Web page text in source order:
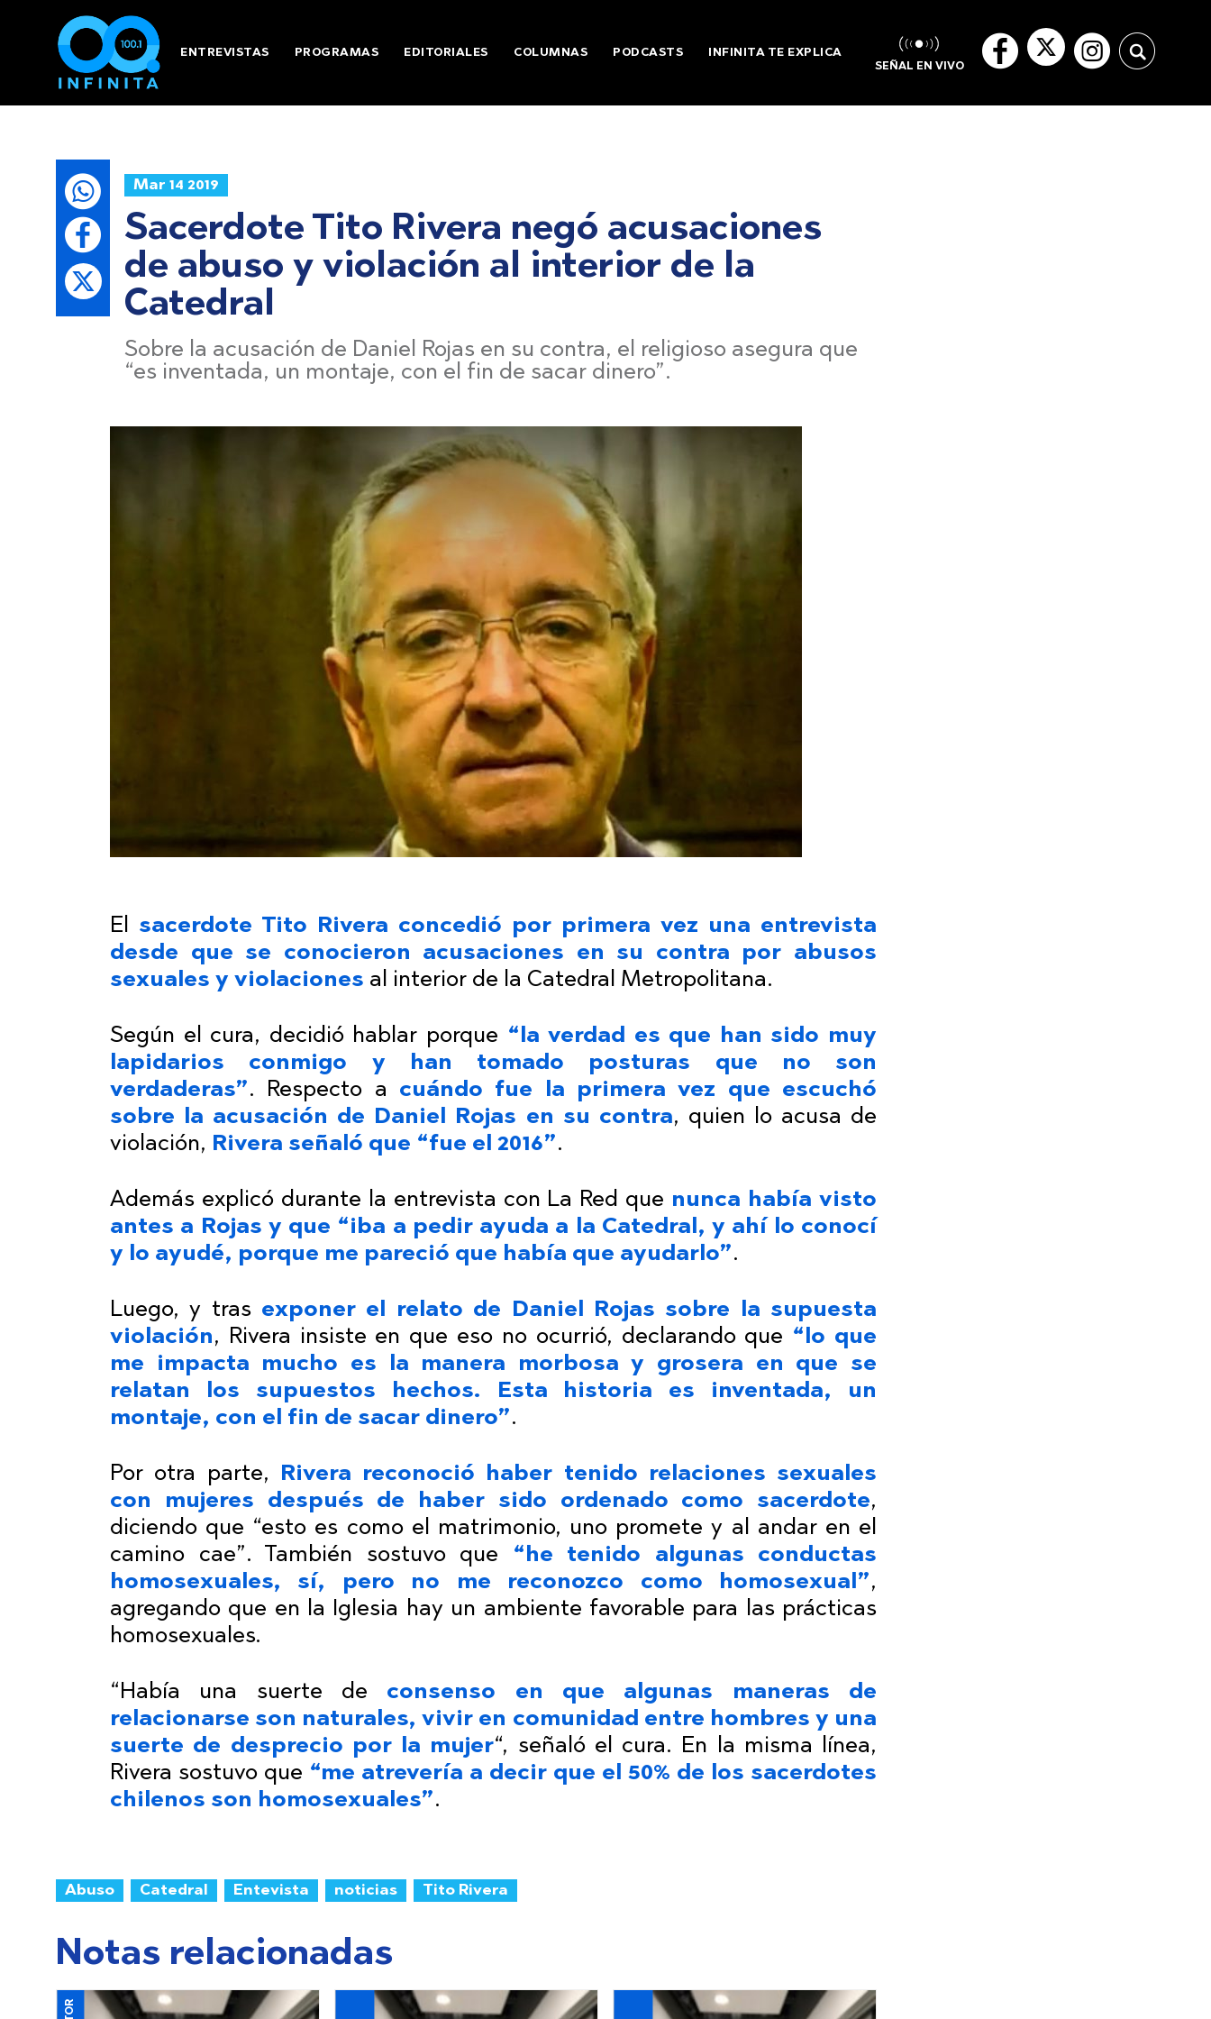
ENTREVISTAS PROGRAMAS EDITORIALES COLUMNAS PODCASTS INFINITA TE EXPLICA
SEÑAL EN VIVO
Mar 14 2019
Sacerdote Tito Rivera negó acusaciones
de abuso y violación al interior de la
Catedral
Sobre la acusación de Daniel Rojas en su contra, el religioso asegura que
“es inventada, un montaje, con el fin de sacar dinero”.
El sacerdote Tito Rivera concedió por primera vez una entrevista
desde que se conocieron acusaciones en su contra por abusos
sexuales y violaciones al interior de la Catedral Metropolitana.
Según el cura, decidió hablar porque “la verdad es que han sido muy
lapidarios conmigo y han tomado posturas que no son
verdaderas”. Respecto a cuándo fue la primera vez que escuchó
sobre la acusación de Daniel Rojas en su contra, quien lo acusa de
violación, Rivera señaló que “fue el 2016”.
Además explicó durante la entrevista con La Red que nunca había visto
antes a Rojas y que “iba a pedir ayuda a la Catedral, y ahí lo conocí
y lo ayudé, porque me pareció que había que ayudarlo”.
Luego, y tras exponer el relato de Daniel Rojas sobre la supuesta
violación, Rivera insiste en que eso no ocurrió, declarando que “lo que
me impacta mucho es la manera morbosa y grosera en que se
relatan los supuestos hechos. Esta historia es inventada, un
montaje, con el fin de sacar dinero”.
Por otra parte, Rivera reconoció haber tenido relaciones sexuales
con mujeres después de haber sido ordenado como sacerdote,
diciendo que “esto es como el matrimonio, uno promete y al andar en el
camino cae”. También sostuvo que “he tenido algunas conductas
homosexuales, sí, pero no me reconozco como homosexual”,
agregando que en la Iglesia hay un ambiente favorable para las prácticas
homosexuales.
“Había una suerte de consenso en que algunas maneras de
relacionarse son naturales, vivir en comunidad entre hombres y una
suerte de desprecio por la mujer“, señaló el cura. En la misma línea,
Rivera sostuvo que “me atrevería a decir que el 50% de los sacerdotes
chilenos son homosexuales”.
Abuso Catedral Entevista noticias Tito Rivera
Notas relacionadas